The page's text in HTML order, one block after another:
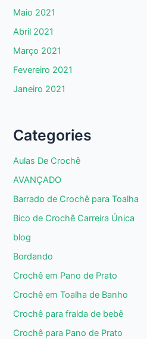
Maio 2021
Abril 2021
Março 2021
Fevereiro 2021
Janeiro 2021
Categories
Aulas De Crochê
AVANÇADO
Barrado de Crochê para Toalha
Bico de Crochê Carreira Única
blog
Bordando
Crochê em Pano de Prato
Crochê em Toalha de Banho
Crochê para fralda de bebê
Crochê para Pano de Prato